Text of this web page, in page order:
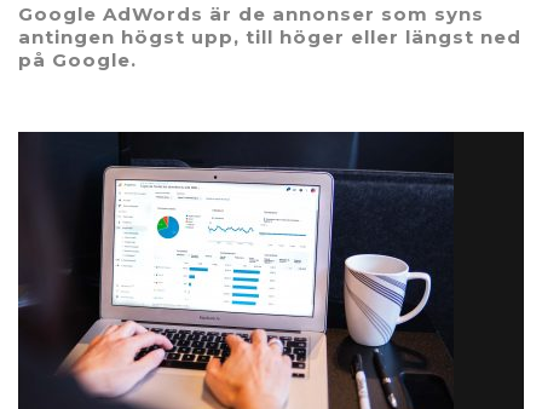
Google AdWords är de annonser som syns
antingen högst upp, till höger eller längst ned
på Google.